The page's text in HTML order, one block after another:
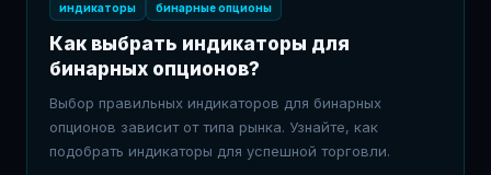
индикаторы бинарные опционы
Как выбрать индикаторы для
бинарных опционов?
Выбор правильных индикаторов для бинарных
опционов зависит от типа рынка. Узнайте, как
подобрать индикаторы для успешной торговли.